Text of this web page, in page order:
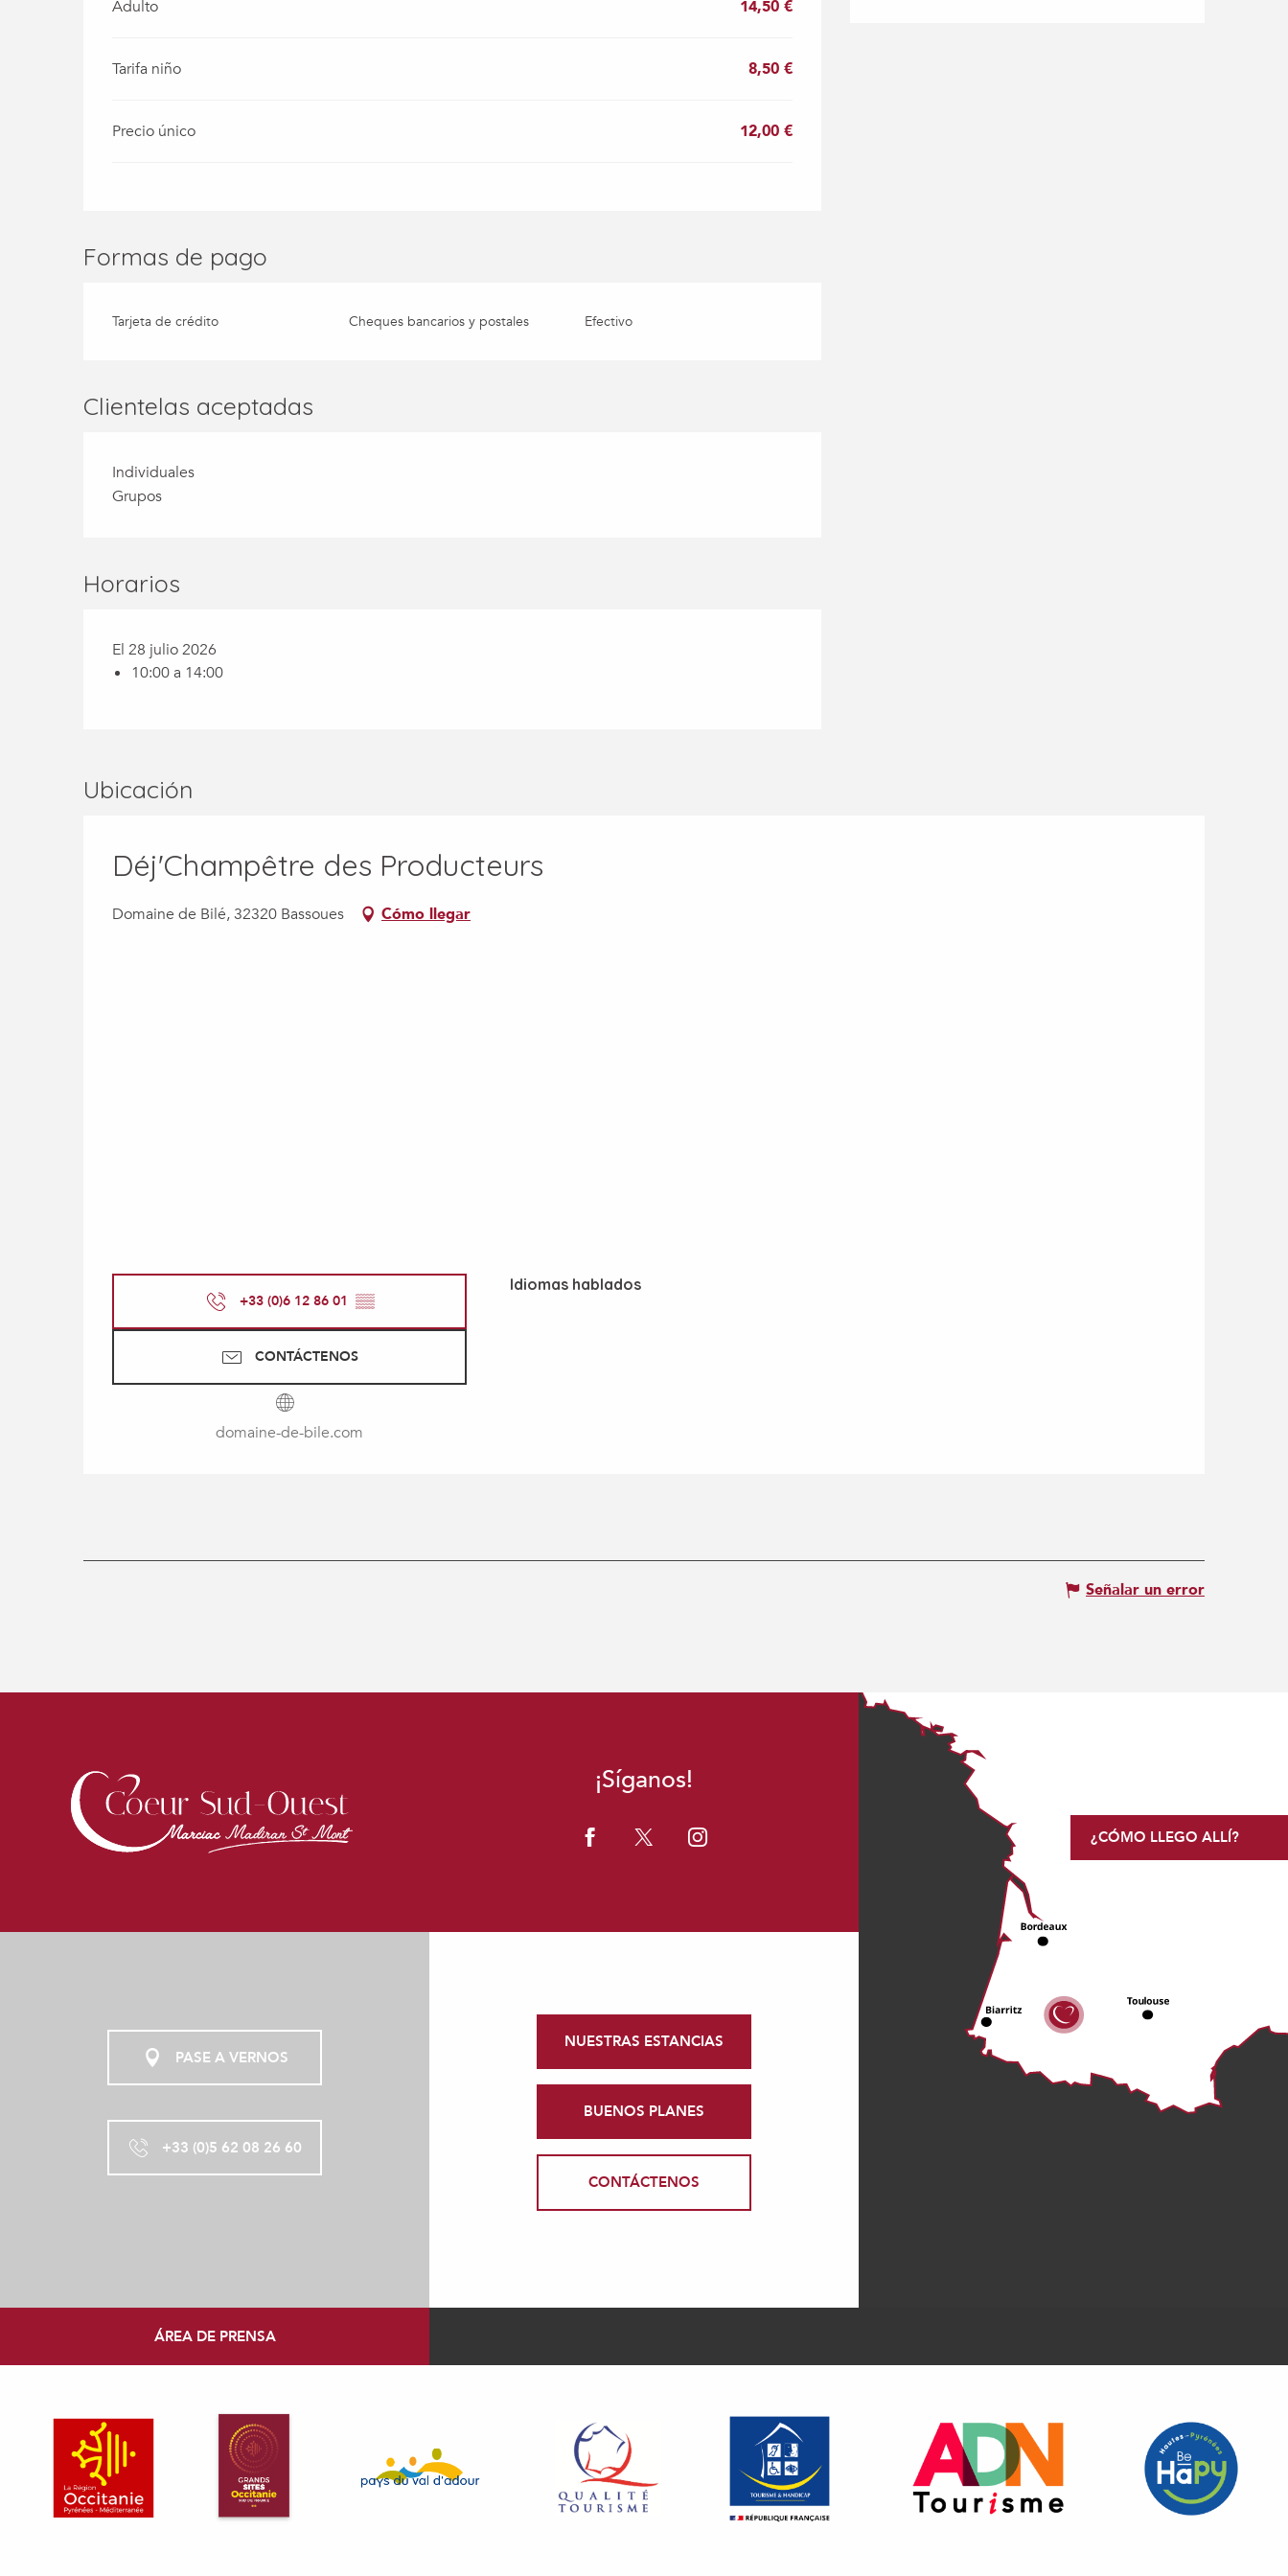
Adulto 14,50 €
Tarifa niño 8,50 €
Precio único 12,00 €
Formas de pago
Tarjeta de crédito Cheques bancarios y postales Efectivo
Clientelas aceptadas
Individuales
Grupos
Horarios
El 28 julio 2026
10:00 a 14:00
Ubicación
Déj'Champêtre des Producteurs
Domaine de Bilé, 32320 Bassoues Cómo llegar
+33 (0)6 12 86 01 ▒▒
CONTÁCTENOS
domaine-de-bile.com
Idiomas hablados
Idiomas hablados
Señalar un error
¡Síganos!
PASE A VERNOS
+33 (0)5 62 08 26 60
NUESTRAS ESTANCIAS
BUENOS PLANES
CONTÁCTENOS
¿CÓMO LLEGO ALLÍ?
ÁREA DE PRENSA